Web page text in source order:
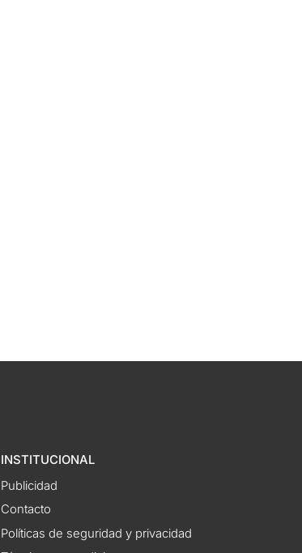
INSTITUCIONAL
Publicidad
Contacto
Políticas de seguridad y privacidad